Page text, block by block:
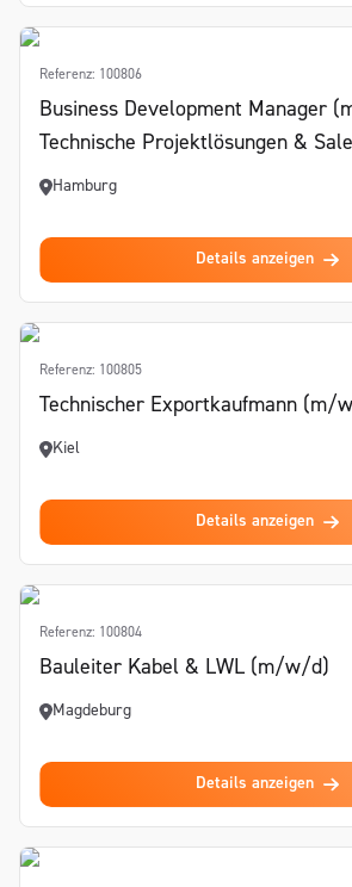
Referenz: 100806
Business Development Manager
Technische Projektlösungen &
Hamburg
Details anzeigen
Referenz: 100805
Technischer Exportkaufmann (m/
Kiel
Details anzeigen
Referenz: 100804
Bauleiter Kabel & LWL (m/w/d)
Magdeburg
Details anzeigen